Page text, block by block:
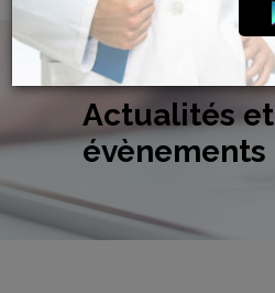
Actualités et
évènements